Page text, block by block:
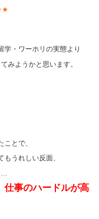
学・ワーホリの実態より
みようかと思います。
とで、
うれしい反面、
…
仕事のハードルが高